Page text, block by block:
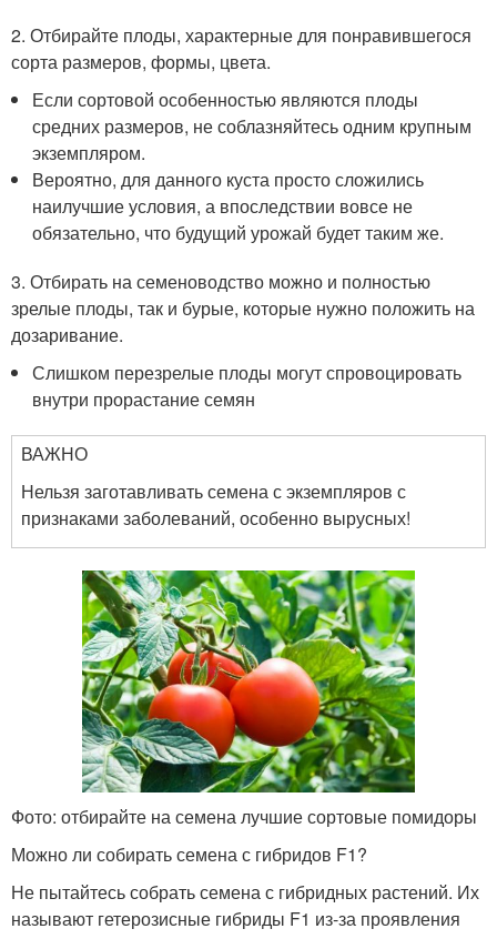
2. Отбирайте плоды, характерные для понравившегося
сорта размеров, формы, цвета.
Если сортовой особенностью являются плоды
средних размеров, не соблазняйтесь одним крупным
экземпляром.
Вероятно, для данного куста просто сложились
наилучшие условия, а впоследствии вовсе не
обязательно, что будущий урожай будет таким же.
3. Отбирать на семеноводство можно и полностью
зрелые плоды, так и бурые, которые нужно положить на
дозаривание.
Слишком перезрелые плоды могут спровоцировать
внутри прорастание семян
ВАЖНО
Нельзя заготавливать семена с экземпляров с
признаками заболеваний, особенно вырусных!
Фото: отбирайте на семена лучшие сортовые помидоры
Можно ли собирать семена с гибридов F1?
Не пытайтесь собрать семена с гибридных растений. Их
называют гетерозисные гибриды F1 из-за проявления